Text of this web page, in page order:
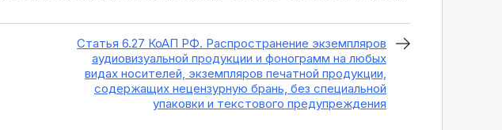
Статья 6.27 КоАП РФ. Распространение экземпляров
аудиовизуальной продукции и фонограмм на любых
видах носителей, экземпляров печатной продукции,
содержащих нецензурную брань, без специальной
упаковки и текстового предупреждения